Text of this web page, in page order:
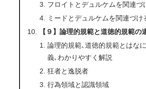
フロイトとデュルケムを関連づ
ミードとデュルケムを関連づけ
【９】論理的規範と道徳的規範の
論理的規範､道徳的規範とはな
義､わかりやすく解説
狂者と逸脱者
行為領域と認識領域